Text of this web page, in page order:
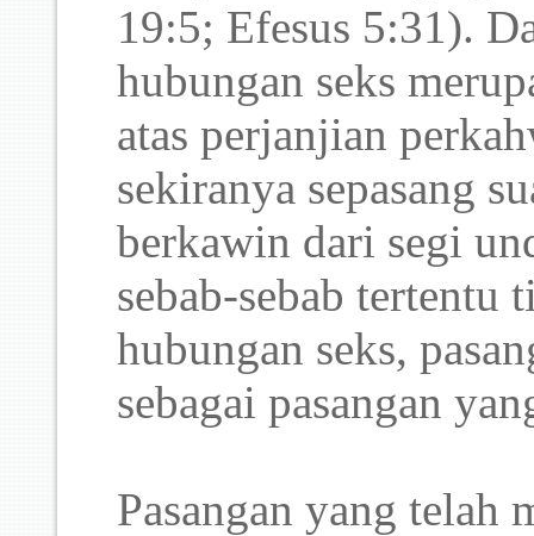
19:5; Efesus 5:31).
hubungan seks
atas perjanjian
sekiranya sepasang
berkawin dari segi
sebab-sebab tertentu
hubungan seks,
sebagai pasangan
Pasangan yang telah